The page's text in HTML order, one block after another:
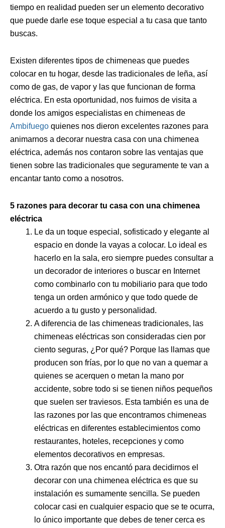
tiempo en realidad pueden ser un elemento decorativo
que puede darle ese toque especial a tu casa que tanto
buscas.
Existen diferentes tipos de chimeneas que puedes
colocar en tu hogar, desde las tradicionales de leña, así
como de gas, de vapor y las que funcionan de forma
eléctrica. En esta oportunidad, nos fuimos de visita a
donde los amigos especialistas en chimeneas de
Ambifuego quienes nos dieron excelentes razones para
animarnos a decorar nuestra casa con una chimenea
eléctrica, además nos contaron sobre las ventajas que
tienen sobre las tradicionales que seguramente te van a
encantar tanto como a nosotros.
5 razones para decorar tu casa con una chimenea
eléctrica
Le da un toque especial, sofisticado y elegante al
espacio en donde la vayas a colocar. Lo ideal es
hacerlo en la sala, ero siempre puedes consultar a
un decorador de interiores o buscar en Internet
como combinarlo con tu mobiliario para que todo
tenga un orden armónico y que todo quede de
acuerdo a tu gusto y personalidad.
A diferencia de las chimeneas tradicionales, las
chimeneas eléctricas son consideradas cien por
ciento seguras, ¿Por qué? Porque las llamas que
producen son frías, por lo que no van a quemar a
quienes se acerquen o metan la mano por
accidente, sobre todo si se tienen niños pequeños
que suelen ser traviesos. Esta también es una de
las razones por las que encontramos chimeneas
eléctricas en diferentes establecimientos como
restaurantes, hoteles, recepciones y como
elementos decorativos en empresas.
Otra razón que nos encantó para decidirnos el
decorar con una chimenea eléctrica es que su
instalación es sumamente sencilla. Se pueden
colocar casi en cualquier espacio que se te ocurra,
lo único importante que debes de tener cerca es